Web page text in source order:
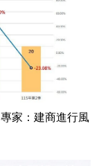
家：建商進行風